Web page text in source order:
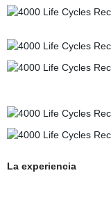
La experiencia